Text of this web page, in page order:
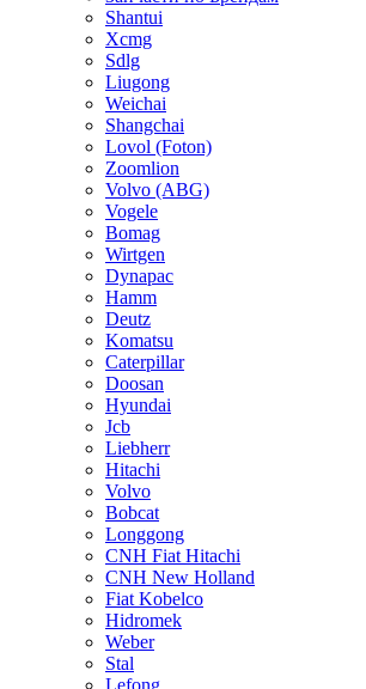
Shantui
Xcmg
Sdlg
Liugong
Weichai
Shangchai
Lovol (Foton)
Zoomlion
Volvo (ABG)
Vogele
Bomag
Wirtgen
Dynapac
Hamm
Deutz
Komatsu
Caterpillar
Doosan
Hyundai
Jcb
Liebherr
Hitachi
Volvo
Bobcat
Longgong
CNH Fiat Hitachi
CNH New Holland
Fiat Kobelco
Hidromek
Weber
Stal
Lefong